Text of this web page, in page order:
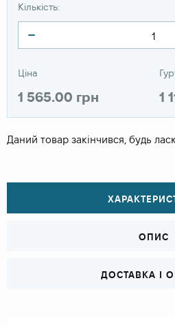
Кількість:
Ціна
1 565.00 грн 1
Даний товар закінчився, будь
ОПИС
ДОСТАВКА І